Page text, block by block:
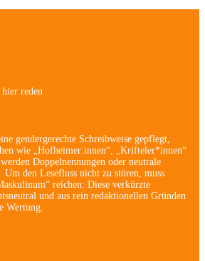
reden
gendergerechte Schreibweise gepflegt,
wie „Hofheimer:innen“, „Krifteler*innen“
Doppelnennungen oder neutrale
den Lesefluss nicht zu stören, muss
reichen: Diese verkürzte
und aus rein redaktionellen Gründen
Wertung.